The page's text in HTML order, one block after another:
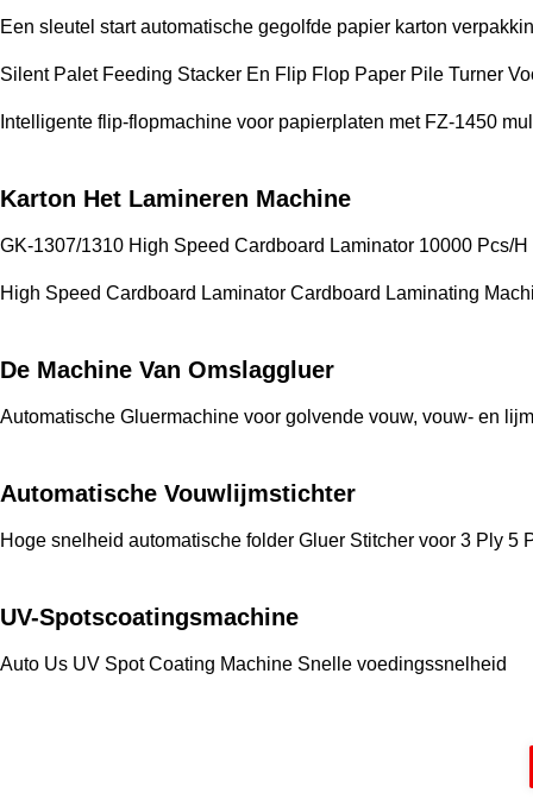
Een sleutel start automatische gegolfde papier karton
Silent Palet Feeding Stacker En Flip Flop Paper Pile Turner
Intelligente flip-flopmachine voor papierplaten met FZ-1450
Karton Het Lamineren Machine
GK-1307/1310 High Speed Cardboard Laminator 10000 Pcs/
High Speed Cardboard Laminator Cardboard Laminating
De Machine Van Omslaggluer
Automatische Gluermachine voor golvende vouw, vouw- en
Automatische Vouwlijmstichter
Hoge snelheid automatische folder Gluer Stitcher voor 3 Ply 5
UV-Spotscoatingsmachine
Auto Us UV Spot Coating Machine Snelle voedingssnelheid